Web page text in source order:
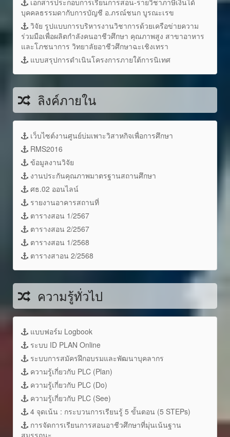
บุคคลธรรมดากับการบัญชี อ.ภรณ์ชนก บูรณะเรข
วิจัย รูปแบบการบริหารงานวิชาการด้วยเครือข่ายความ
ร่วมมือเพื่อผลิตกำลังคนอาชีวศึกษา คุณภาพสูง สาขาอาหาร
และโภชนาการ วิทยาลัยอาชีวศึกษาฉะเชิงเทรา
แบบสรุปการดำเนินโครงการภายใต้การนิเทศ
ลิงค์ภายใน
เว็บไซต์งานศูนย์บ่มเพาะวิสาหกิจเพื่อการศึกษา
RMS2016
ข้อมูลงานวิจัย
งานประกันคุณภาพมาตรฐานสถานศึกษา
ศธ.02 ออนไลน์
รายงานอาคารสถานที่
ตารางสอน 1/2567
ตารางสอน 2/2567
ตารางสอน 1/2568
ตารางสาอน 2/2568
ความรู้ทั่วไป
แบบฟอร์ม Logbook
ระบบ ID PLAN Online
ระบบการสมัครฝึกอบรมและพัฒนาบุคลากร
ความรู้เกี่ยวกับ PLC (Plan)
ความรู้เกี่ยวกับ PLC (Do)
ความรู้เกี่ยวกับ PLC (See)
4 จุดเน้น : กระบวนการเรียนรู้ 5 ขั้นตอน (5 STEPs)
การจัดการเรียนการสอนอาชีวศึกษาที่มุ่นเน้นฐาน
สมรรถนะ